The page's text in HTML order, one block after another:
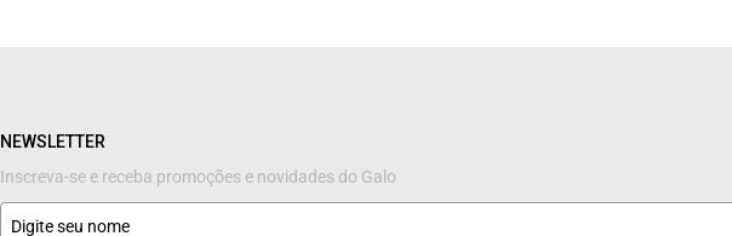
NEWSLETTER
Inscreva-se e receba promoções e novidades do Galo